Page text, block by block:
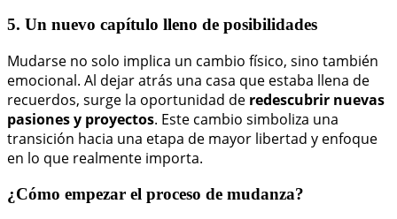
5. Un nuevo capítulo lleno de posibilidades
Mudarse no solo implica un cambio físico, sino también
emocional. Al dejar atrás una casa que estaba llena de
recuerdos, surge la oportunidad de redescubrir nuevas
pasiones y proyectos. Este cambio simboliza una
transición hacia una etapa de mayor libertad y enfoque
en lo que realmente importa.
¿Cómo empezar el proceso de mudanza?